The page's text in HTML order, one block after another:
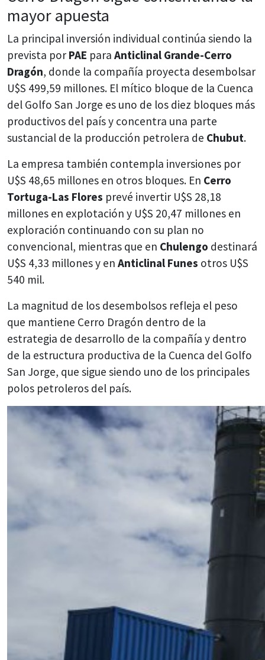
mayor apuesta
La principal inversión individual continúa siendo la
prevista por PAE para Anticlinal Grande-Cerro
Dragón, donde la compañía proyecta desembolsar
U$S 499,59 millones. El mítico bloque de la Cuenca
del Golfo San Jorge es uno de los diez bloques más
productivos del país y concentra una parte
sustancial de la producción petrolera de Chubut.
La empresa también contempla inversiones por
U$S 48,65 millones en otros bloques. En Cerro
Tortuga-Las Flores prevé invertir U$S 28,18
millones en explotación y U$S 20,47 millones en
exploración continuando con su plan no
convencional, mientras que en Chulengo destinará
U$S 4,33 millones y en Anticlinal Funes otros U$S
540 mil.
La magnitud de los desembolsos refleja el peso
que mantiene Cerro Dragón dentro de la
estrategia de desarrollo de la compañía y dentro
de la estructura productiva de la Cuenca del Golfo
San Jorge, que sigue siendo uno de los principales
polos petroleros del país.